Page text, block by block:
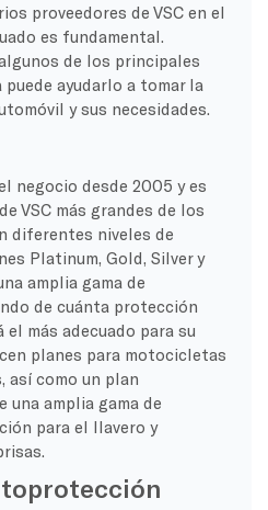
proveedores de VSC en el
es fundamental.
de los principales
ayudarlo a tomar la
y sus necesidades.
negocio desde 2005 y es
VSC más grandes de los
diferentes niveles de
Platinum, Gold, Silver y
amplia gama de
de cuánta protección
más adecuado para su
planes para motocicletas
así como un plan
una amplia gama de
para el llavero y